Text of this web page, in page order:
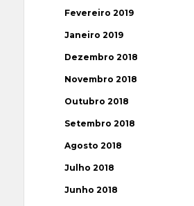
Fevereiro 2019
Janeiro 2019
Dezembro 2018
Novembro 2018
Outubro 2018
Setembro 2018
Agosto 2018
Julho 2018
Junho 2018